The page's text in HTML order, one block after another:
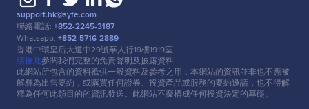
support.hk@syfe.com
聯絡電話: +852-2245-3187
Whatsapp: +852-5716-2889
香港中環皇后⼤道中29號華⼈⾏19樓1919室
請按此參閱我們完整的免責聲明及披露資料
此網站所包含的資料祗供⼀般資料及參考之⽤，本網站的資訊並非也不應被
解釋為出售要約，或購買任何證券、投資產品或服務的要約邀請，也不得解
釋為任何此類⽬的的資訊發送。此網站不擬構成任何投資決定的基礎。